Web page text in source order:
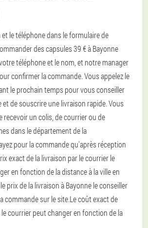
le téléphone dans le formulaire de
des capsules 39 € à Bayonne
téléphone et le nom, et notre manager
confirmer la commande. Vous appelez le
le prochain temps pour vous conseiller
de souscrire une livraison rapide. Vous
recevoir un colis, de courrier ou de
dans le département de la
pour la commande qu'après réception
exact de la livraison par le courrier le
en fonction de la distance à la ville en
prix de la livraison à Bayonne le conseiller
commande sur le site.Le coût exact de
courrier peut changer en fonction de la